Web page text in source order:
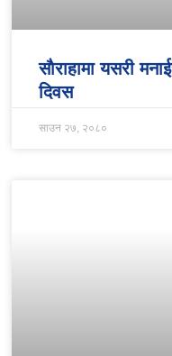
साैराहामा यसरी
दिवस
साउन २७, २०८०